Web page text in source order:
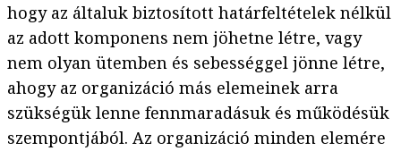
hogy az általuk biztosított határfeltételek nélkül
az adott komponens nem jöhetne létre, vagy
nem olyan ütemben és sebességgel jönne létre,
ahogy az organizáció más elemeinek arra
szükségük lenne fennmaradásuk és működésük
szempontjából. Az organizáció minden elemére